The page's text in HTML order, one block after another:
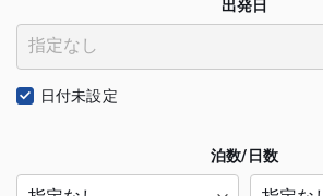
出発日
日付未設定
泊数/日数